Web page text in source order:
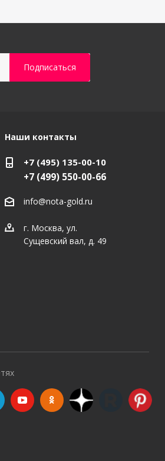
Наши контакты
+7 (495) 135-00-10
+7 (499) 550-00-66
info@nota-gold.ru
г. Москва, ул.
Сущевский вал, д. 49